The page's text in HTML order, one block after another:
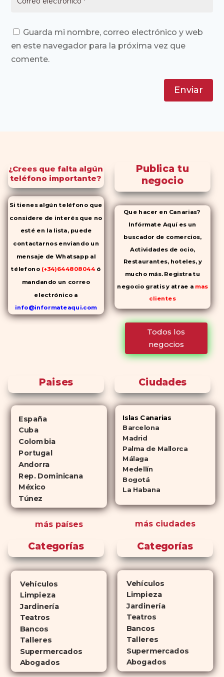
Guarda mi nombre, correo electrónico y web
en este navegador para la próxima vez que
comente.
Enviar
¿Crees que falta algún
teléfono importante?
Si tienes algún teléfono que
considere de interés que no
esté en la lista, puede
contactarnos enviando un
mensaje de Whatsapp al
télefono (+34)644808044 ó
mandando un correo
electrónico a
info@informateaqui.com
Mientras que antes la
cambio de los tiempos ha
permitido la producción de
alternativas genéricas tanto a
Cialis como a
respectivamente) que se
consideran tan rentables e igual
de eficaces que su homólogo de
marca. En su mayor parte,
ambos medicamentos funcionan
de la misma manera y tienen
perfiles de efectos secundarios
diferencia? El tiempo.comprar
Cialisejerce sus efectos hasta 4
veces más tiempo que Viagra, lo
atractiva para quienes no desean
planificar sus actividades
románticas con antelación.
Publica tu
negocio
Que hacer en Canarias?
Infórmate Aquí es un
buscador de comercios,
Actividades de ocio,
Restaurantes, hoteles, y
mucho más. Registra tu
negocio gratis y atrae a mas
clientes
Todos los
negocios
Paises
España
Cuba
Colombia
Portugal
Andorra
Rep. Dominicana
México
Túnez
más países
Ciudades
Islas Canarias
Barcelona
Madrid
Palma de Mallorca
Málaga
Medellín
Bogotá
La Habana
más ciudades
Categorías
Vehículos
Limpieza
Jardinería
Teatros
Bancos
Talleres
Supermercados
Abogados
Categorías
Vehículos
Limpieza
Jardinería
Teatros
Bancos
Talleres
Supermercados
Abogados